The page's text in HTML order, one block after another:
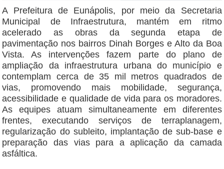
A Prefeitura de Eunápolis, por meio da Secretaria
Municipal de Infraestrutura, mantém em ritmo
acelerado as obras da segunda etapa de
pavimentação nos bairros Dinah Borges e Alto da Boa
Vista. As intervenções fazem parte do plano de
ampliação da infraestrutura urbana do município e
contemplam cerca de 35 mil metros quadrados de
vias, promovendo mais mobilidade, segurança,
acessibilidade e qualidade de vida para os moradores.
As equipes atuam simultaneamente em diferentes
frentes, executando serviços de terraplanagem,
regularização do subleito, implantação de sub-base e
preparação das vias para a aplicação da camada
asfáltica.